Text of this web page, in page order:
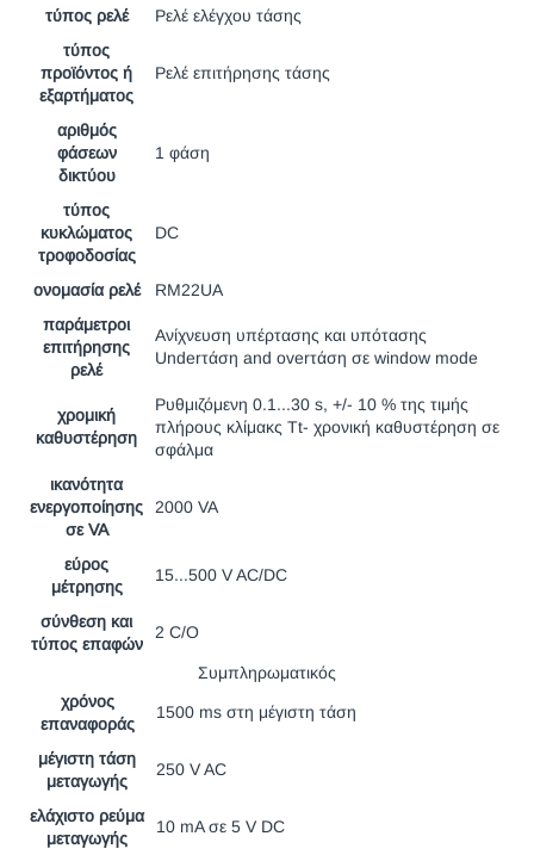
τύπος ρελέ
Ρελέ ελέγχου τάσης
τύπος
προϊόντος ή
εξαρτήματος
Ρελέ επιτήρησης τάσης
αριθμός
φάσεων
δικτύου
1 φάση
τύπος
κυκλώματος
τροφοδοσίας
DC
ονομασία ρελέ
RM22UA
παράμετροι
επιτήρησης
ρελέ
Ανίχνευση υπέρτασης και υπότασης
Underτάση and overτάση σε window mode
χρομική
καθυστέρηση
Ρυθμιζόμενη 0.1...30 s, +/- 10 % της τιμής
πλήρους κλίμακς Tt- χρονική καθυστέρηση σε
σφάλμα
ικανότητα
ενεργοποίησης
σε VA
2000 VA
εύρος
μέτρησης
15...500 V AC/DC
σύνθεση και
τύπος επαφών
2 C/O
Συμπληρωματικός
χρόνος
επαναφοράς
1500 ms στη μέγιστη τάση
μέγιστη τάση
μεταγωγής
250 V AC
ελάχιστο ρεύμα
μεταγωγής
10 mA σε 5 V DC